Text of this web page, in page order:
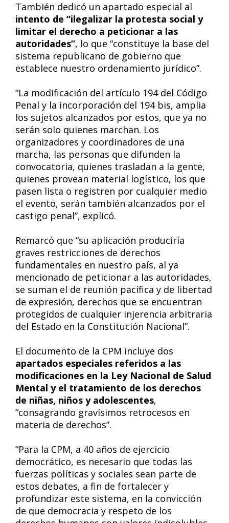
También dedicó un apartado especial al
intento de “ilegalizar la protesta social y
limitar el derecho a peticionar a las
autoridades”, lo que “constituye la base del
sistema republicano de gobierno que
establece nuestro ordenamiento jurídico”.
“La modificación del artículo 194 del Código
Penal y la incorporación del 194 bis, amplia
los sujetos alcanzados por estos, que ya no
serán solo quienes marchan. Los
organizadores y coordinadores de una
marcha, las personas que difunden la
convocatoria, quienes trasladan a la gente,
quienes provean material logístico, los que
pasen lista o registren por cualquier medio
el evento, serán también alcanzados por el
castigo penal”, explicó.
Remarcó que “su aplicación produciría
graves restricciones de derechos
fundamentales en nuestro país, al ya
mencionado de peticionar a las autoridades,
se suman el de reunión pacífica y de libertad
de expresión, derechos que se encuentran
protegidos de cualquier injerencia arbitraria
del Estado en la Constitución Nacional”.
El documento de la CPM incluye dos
apartados especiales referidos a las
modificaciones en la Ley Nacional de Salud
Mental y el tratamiento de los derechos
de niñas, niños y adolescentes,
“consagrando gravísimos retrocesos en
materia de derechos”.
“Para la CPM, a 40 años de ejercicio
democrático, es necesario que todas las
fuerzas políticas y sociales sean parte de
estos debates, a fin de fortalecer y
profundizar este sistema, en la convicción
de que democracia y respeto de los